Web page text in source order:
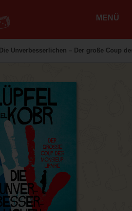
MENÜ
Die Unverbesserlichen – Der große Coup